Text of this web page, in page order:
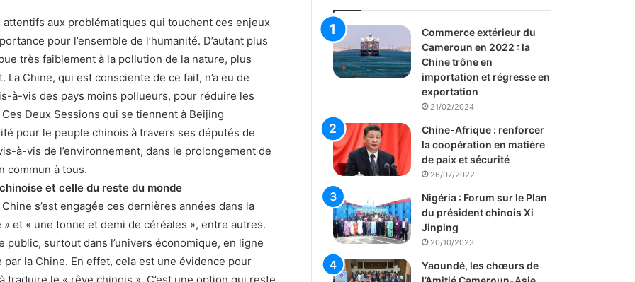
aux problématiques qui touchent ces enjeux
pour l’ensemble de l’humanité. D’autant plus
très faiblement à la pollution de la nature, plus
Chine, qui est consciente de ce fait, n’a eu de
à-vis des pays moins pollueurs, pour réduire les
Deux Sessions qui se tiennent à Beijing
pour le peuple chinois à travers ses députés de
à-vis de l’environnement, dans le prolongement de
commun à tous.
et celle du reste du monde
s’est engagée ces dernières années dans la
et « une tonne et demi de céréales », entre autres.
public, surtout dans l’univers économique, en ligne
la Chine. En effet, cela est une évidence pour
Commerce extérieur du
Cameroun en 2022 : la
Chine trône en
importation et régresse en
exportation
21/02/2024
Chine-Afrique : renforcer
la coopération en matière
de paix et sécurité
26/07/2022
Nigéria : Forum sur le Plan
du président chinois Xi
Jinping
20/10/2023
Yaoundé, les chœurs de